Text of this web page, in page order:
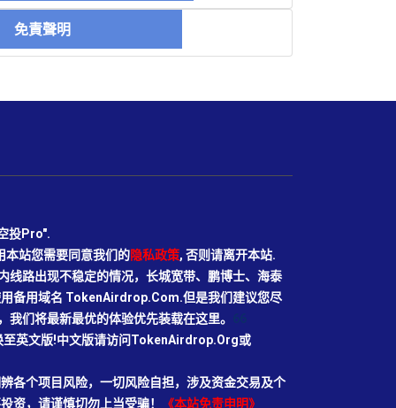
聲明
投Pro".
站您需要同意我们的隐私政策, 否则请离开本站.
线路出现不稳定的情况，长城宽带、鹏博士、海泰
备用域名 TokenAirdrop.Com.但是我们建议您尽
们将最新最优的体验优先装载在这里。
英文版!中文版请访问TokenAirdrop.Org或
各个项目风险，一切风险自担，涉及资金交易及个
资，请谨慎切勿上当受骗！
《本站免责申明》